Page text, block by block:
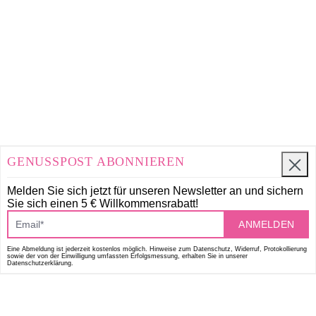
GENUSSPOST ABONNIEREN
Melden Sie sich jetzt für unseren Newsletter an und sichern
Sie sich einen 5 € Willkommensrabatt!
ANMELDEN
Eine Abmeldung ist jederzeit kostenlos möglich. Hinweise zum Datenschutz, Widerruf, Protokollierung
sowie der von der Einwilligung umfassten Erfolgsmessung, erhalten Sie in unserer
Datenschutzerklärung.